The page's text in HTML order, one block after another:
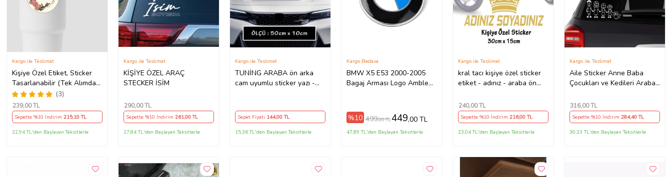
Kişiye Özel Etiket, Sticker
Tasarlanabilir (Tek Alımda
50'li Gönderim
Yapılmaktadır)
(3)
Kargo ile Teslimat
239,00 TL
Sepette %10 İndirim 215,10 TL
22,94 TL'den Başlayan Taksitlerle
KİŞİYE ÖZEL ARAÇ
STECKER İSİM
Kargo ile Teslimat
290,00 TL
Sepette %10 İndirim 261,00 TL
27,84 TL'den Başlayan Taksitlerle
TUNİNG ARABA ön arka
cam uyumlu sticker yazı -
Kargo ile Teslimat
Sepet Fiyatı 144,00 TL
15,36 TL'den Başlayan Taksitlerle
BMW X5 E53 2000-2005
Bagaj Arması Logo Amblem
Kargo Bedava
%10 499,00 TL449,00 TL
47,89 TL'den Başlayan Taksitlerle
kral tacı kişiye özel sticker
etiket - adınız - araba ön
Kargo ile Teslimat
240,00 TL
Sepette %10 İndirim216,00 TL
23,04 TL'den Başlayan Taksitlerle
Aile Sticker Anne Baba
Çocukları ve Kedileri Araba
Kargo ile Teslimat
316,00 TL
Sepette %10 İndirim284,40 TL
30,33 TL'den Başlayan Taksitlerle